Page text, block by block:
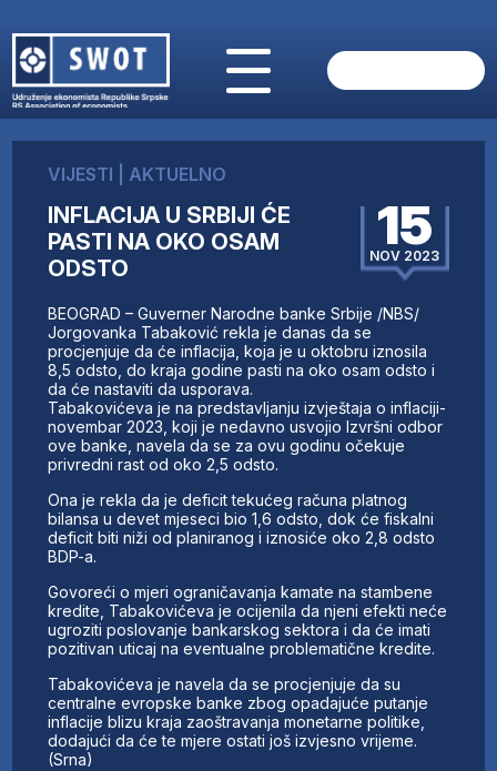
O NAMA
AKTUELNO
ANALIZE
KOMPANIJE
FINANSIJE
IZ STRANIH MEDIJA
AKTIVNOSTI
SWOT INTERVJU
UČLANI SE
KONTAKT
VIJESTI AKTUELNO
INFLACIJA U SRBIJI ĆE
PASTI NA OKO OSAM
ODSTO
15
NOV 2023
BEOGRAD – Guverner Narodne banke Srbije /NBS/
Jorgovanka Tabaković rekla je danas da se
procjenjuje da će inflacija, koja je u oktobru iznosila
8,5 odsto, do kraja godine pasti na oko osam odsto i
da će nastaviti da usporava.
Tabakovićeva je na predstavljanju izvještaja o inflaciji-
novembar 2023, koji je nedavno usvojio Izvršni odbor
ove banke, navela da se za ovu godinu očekuje
privredni rast od oko 2,5 odsto.
Ona je rekla da je deficit tekućeg računa platnog
bilansa u devet mjeseci bio 1,6 odsto, dok će fiskalni
deficit biti niži od planiranog i iznosiće oko 2,8 odsto
BDP-a.
Govoreći o mjeri ograničavanja kamate na stambene
kredite, Tabakovićeva je ocijenila da njeni efekti neće
ugroziti poslovanje bankarskog sektora i da će imati
pozitivan uticaj na eventualne problematične kredite.
Tabakovićeva je navela da se procjenjuje da su
centralne evropske banke zbog opadajuće putanje
inflacije blizu kraja zaoštravanja monetarne politike,
dodajući da će te mjere ostati još izvjesno vrijeme.
(Srna)